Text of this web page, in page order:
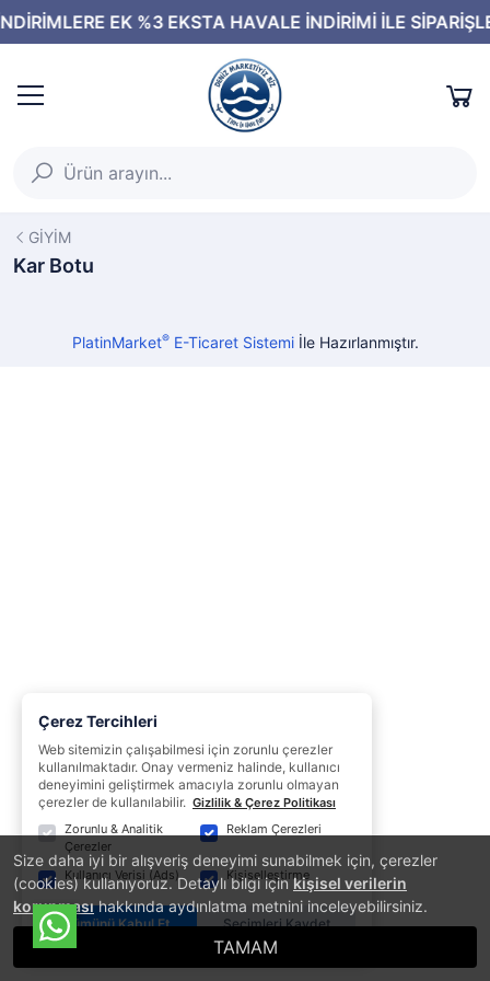
Size daha iyi bir alışveriş deneyimi sunabilmek için, çerezler
(cookies) kullanıyoruz. Detaylı bilgi içinkişisel verilerin
korunmasıhakkında aydınlatma metnini inceleyebilirsiniz.
TAMAM
GİYİM
Kar Botu
PlatinMarket®E-Ticaret Sistemiİle Hazırlanmıştır.
Çerez Tercihleri
Web sitemizin çalışabilmesi için zorunlu çerezler
kullanılmaktadır. Onay vermeniz halinde, kullanıcı
deneyimini geliştirmek amacıyla zorunlu olmayan
çerezler de kullanılabilir. Gizlilik & Çerez Politikası
Zorunlu & Analitik
Çerezler
Reklam Çerezleri
Kullanıcı Verisi (Ads) Kişiselleştirme
Tümünü Kabul Et Seçimleri Kaydet